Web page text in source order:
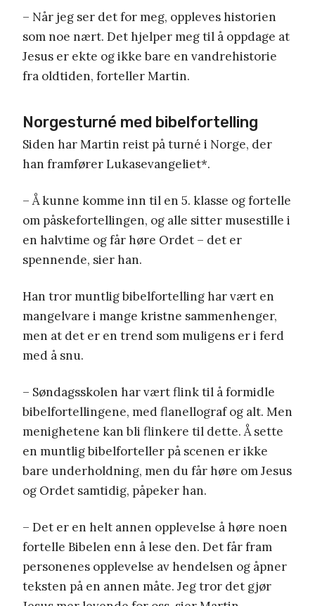
– Når jeg ser det for meg, oppleves historien
som noe nært. Det hjelper meg til å oppdage at
Jesus er ekte og ikke bare en vandrehistorie
fra oldtiden, forteller Martin.
Norgesturné med bibelfortelling
Siden har Martin reist på turné i Norge, der
han framfører Lukasevangeliet*.
– Å kunne komme inn til en 5. klasse og fortelle
om påskefortellingen, og alle sitter musestille i
en halvtime og får høre Ordet – det er
spennende, sier han.
Han tror muntlig bibelfortelling har vært en
mangelvare i mange kristne sammenhenger,
men at det er en trend som muligens er i ferd
med å snu.
– Søndagsskolen har vært flink til å formidle
bibelfortellingene, med flanellograf og alt. Men
menighetene kan bli flinkere til dette. Å sette
en muntlig bibelforteller på scenen er ikke
bare underholdning, men du får høre om Jesus
og Ordet samtidig, påpeker han.
– Det er en helt annen opplevelse å høre noen
fortelle Bibelen enn å lese den. Det får fram
personenes opplevelse av hendelsen og åpner
teksten på en annen måte. Jeg tror det gjør